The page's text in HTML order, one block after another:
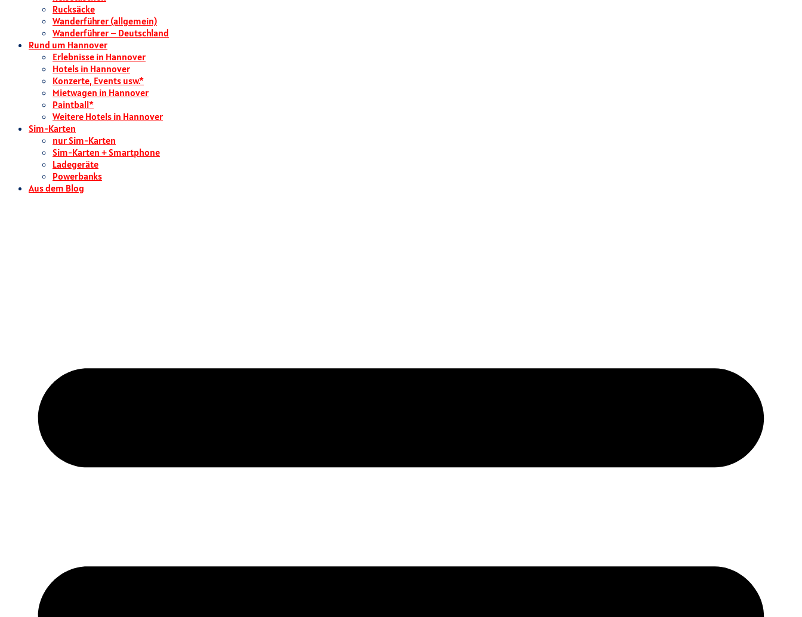
Rucksäcke
Wanderführer (allgemein)
Wanderführer – Deutschland
Rund um Hannover
Erlebnisse in Hannover
Hotels in Hannover
Konzerte, Events usw.*
Mietwagen in Hannover
Paintball*
Weitere Hotels in Hannover
Sim-Karten
nur Sim-Karten
Sim-Karten + Smartphone
Ladegeräte
Powerbanks
Aus dem Blog